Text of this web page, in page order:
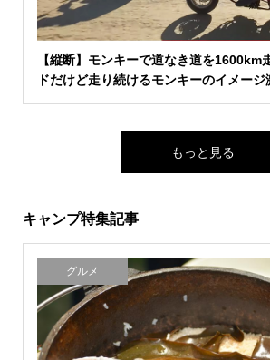
【縦断】モンキーで道なき道を1600km
ドだけど走り続けるモンキーのイメージ
もっと見る
キャンプ特集記事
グルメ